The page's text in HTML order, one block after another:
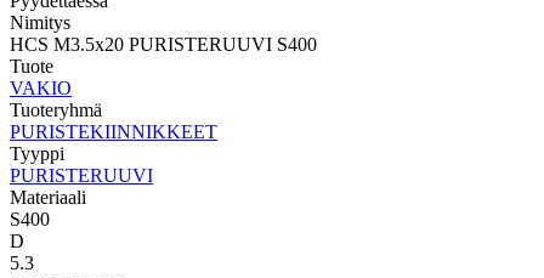
Nimitys
HCS M3.5x20 PURISTERUUVI S400
Tuote
VAKIO
Tuoteryhmä
PURISTEKIINNIKKEET
Tyyppi
PURISTERUUVI
Materiaali
S400
D
5.3